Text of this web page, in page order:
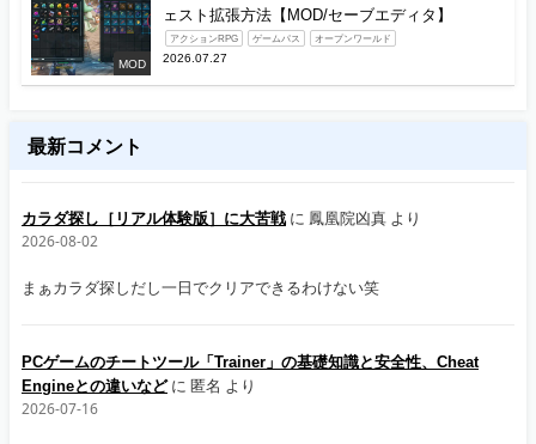
MOD
ェスト拡張方法【MOD/セーブエディタ】
アクションRPG ゲームパス オープンワールド
2026.07.27
最新コメント
カラダ探し［リアル体験版］に大苦戦 に 鳳凰院凶真 より
2026-08-02
まぁカラダ探しだし一日でクリアできるわけない笑
PCゲームのチートツール「Trainer」の基礎知識と安全性、Cheat
Engineとの違いなどに 匿名 より
2026-07-16